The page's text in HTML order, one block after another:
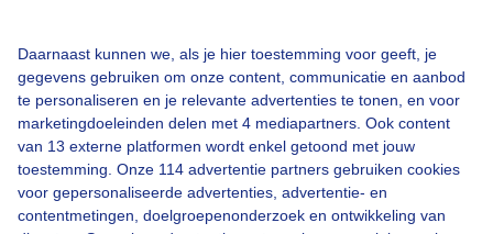
Daarnaast kunnen we, als je hier toestemming voor geeft, je
gegevens gebruiken om onze content, communicatie en aanbod
te personaliseren en je relevante advertenties te tonen, en voor
marketingdoeleinden delen met 4 mediapartners. Ook content
van 13 externe platformen wordt enkel getoond met jouw
toestemming. Onze 114 advertentie partners gebruiken cookies
voor gepersonaliseerde advertenties, advertentie- en
contentmetingen, doelgroepenonderzoek en ontwikkeling van
Over Buienradar